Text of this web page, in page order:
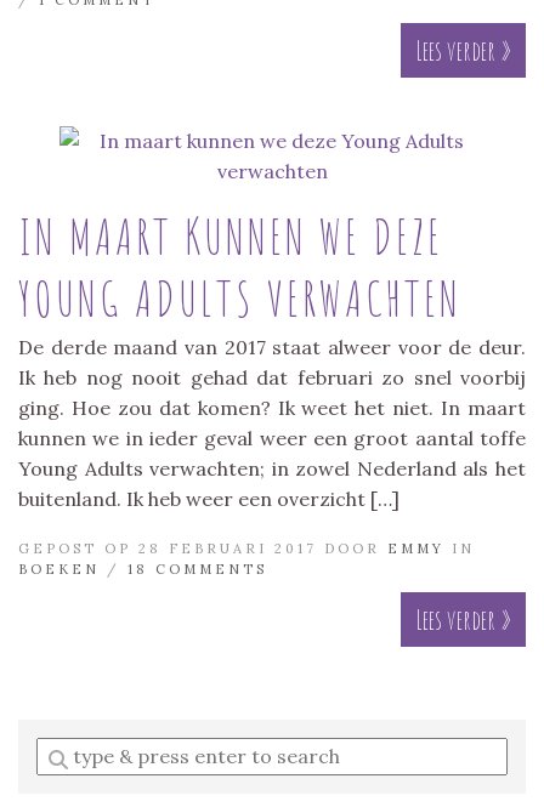
Lees verder »
IN MAART KUNNEN WE DEZE
YOUNG ADULTS VERWACHTEN
De derde maand van 2017 staat alweer voor de deur.
Ik heb nog nooit gehad dat februari zo snel voorbij
ging. Hoe zou dat komen? Ik weet het niet. In maart
kunnen we in ieder geval weer een groot aantal toffe
Young Adults verwachten; in zowel Nederland als het
buitenland. Ik heb weer een overzicht […]
GEPOST OP 28 FEBRUARI 2017 DOOR EMMY
IN
BOEKEN
/ 18 COMMENTS
Lees verder »
Enter
a